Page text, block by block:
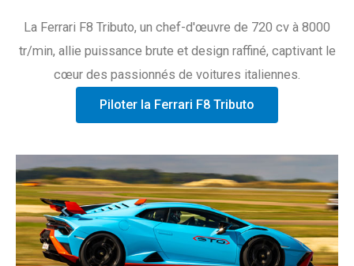
La Ferrari F8 Tributo, un chef-d'œuvre de 720 cv à 8000
tr/min, allie puissance brute et design raffiné, captivant le
cœur des passionnés de voitures italiennes.
Piloter la Ferrari F8 Tributo